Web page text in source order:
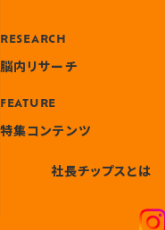
RESEARCH
脳内リサーチ
FEATURE
特集コンテンツ
社長チップスとは